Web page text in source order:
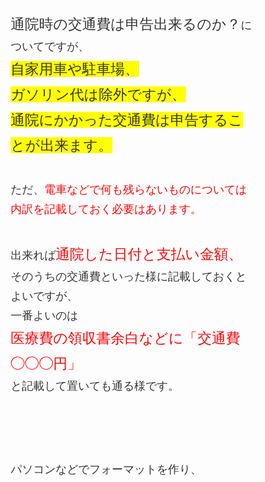
通院時の交通費は申告出来るのか？ に
ついてですが、
自家用車や駐車場、
ガソリン代は除外ですが、
通院にかかった交通費は申告するこ
とが出来ます。
ただ、 電車などで何も残らないものについては
内訳を記載しておく必要はあります。
出来れば通院した日付と支払い金額、
そのうちの交通費といった様に記載しておくと
よいですが、
一番よいのは
医療費の領収書余白などに「交通費
◯◯◯円」
と記載して置いても通る様です。
パソコンなどでフォーマットを作り、